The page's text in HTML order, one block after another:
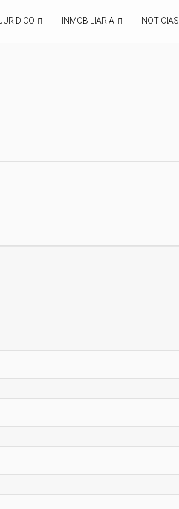
INMOBILIARIA NOTICIAS